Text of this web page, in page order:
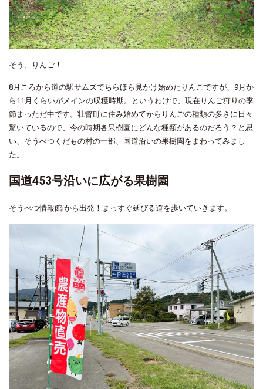
そう、りんご！
8月ころから道の駅サムズでちらほら見かけ始めたりんごですが、9月か
ら11月くらいがメインの収穫時期。というわけで、現在りんご狩りの季
節まっただ中です。壮瞥町に住み始めてからりんごの種類の多さに日々
驚いているので、今の時期各果樹園にどんな種類があるのだろう？と思
い、そうべつくだもの村の一部、国道沿いの果樹園をまわってみまし
た。
国道453号沿いに広がる果樹園
そうべつ情報館iから出発！まっすぐ延びる道を歩いていきます。